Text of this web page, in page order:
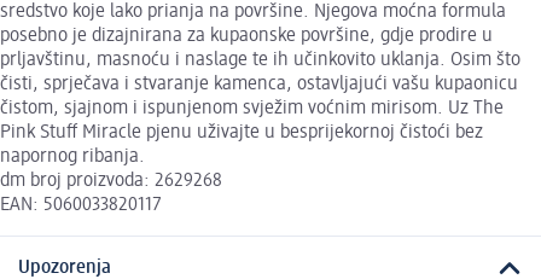
sredstvo koje lako prianja na površine. Njegova moćna formula
posebno je dizajnirana za kupaonske površine, gdje prodire u
prljavštinu, masnoću i naslage te ih učinkovito uklanja. Osim što
čisti, sprječava i stvaranje kamenca, ostavljajući vašu kupaonicu
čistom, sjajnom i ispunjenom svježim voćnim mirisom. Uz The
Pink Stuff Miracle pjenu uživajte u besprijekornoj čistoći bez
napornog ribanja.
dm broj proizvoda: 2629268
EAN: 5060033820117
Upozorenja